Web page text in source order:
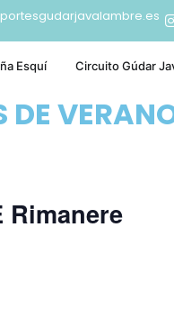
Esquí Circuito Gúdar
DE
Rimanere